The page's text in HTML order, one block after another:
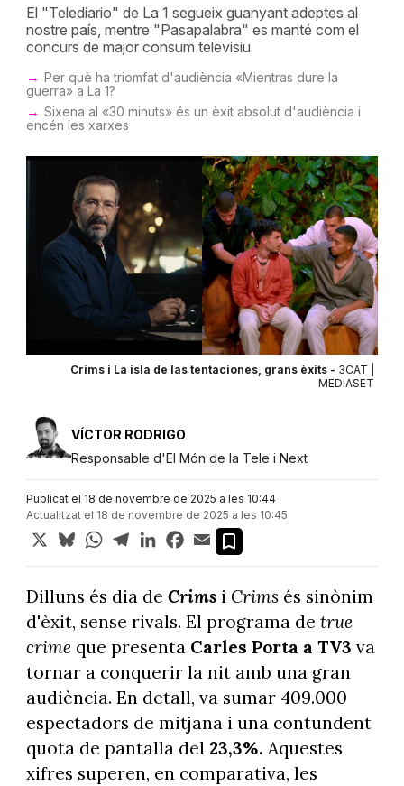
El "Telediario" de La 1 segueix guanyant adeptes al
nostre país, mentre "Pasapalabra" es manté com el
concurs de major consum televisiu
Per què ha triomfat d'audiència «Mientras dure la
guerra» a La 1?
Sixena al «30 minuts» és un èxit absolut d'audiència i
encén les xarxes
Crims i La isla de las tentaciones, grans èxits - 3CAT |
MEDIASET
VÍCTOR RODRIGO
Responsable d'El Món de la Tele i Next
Publicat el 18 de novembre de 2025 a les 10:44
Actualitzat el 18 de novembre de 2025 a les 10:45
X BlueskyWhatsApp
TelegramLinkedInFacebook
Email
Dilluns és dia de Crimsi Crimsés sinònim
d'èxit, sense rivals. El programa de true
crimeque presenta Carles Porta a TV3 va
tornar a conquerir la nit amb una gran
audiència. En detall, va sumar 409.000
espectadors de mitjana i una contundent
quota de pantalla del 23,3%. Aquestes
xifres superen, en comparativa, les